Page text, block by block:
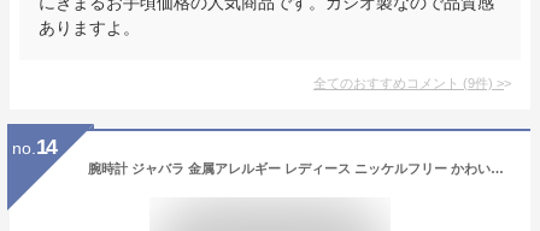
ありますよ。
全てのおすすめコメント (9件) >
no. 14
腕時計 ジャバラ 金属アレルギー レディース ニッケルフリー かわいい おしゃれ シンプル シリコン ラバー 女性 母の日 ギフト プレゼント 20代 30代 40代 見やすい Plaisir ブランド ウォッチ 蛇腹 1年間のメーカー保証付